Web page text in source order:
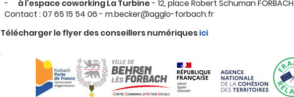
-
à l'espace coworking La Turbine - 12, place Robert Schuman FORBACH
Contact : 07 65 15 54 06 - m.becker@agglo-forbach.fr
Télécharger le flyer des conseillers numériquesici
.